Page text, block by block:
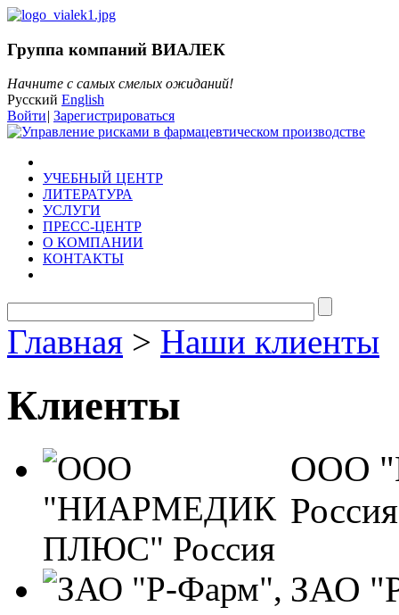
Группа компаний ВИАЛЕК
Начните с самых смелых ожиданий!
Русский English
Войти| Зарегистрироваться
УЧЕБНЫЙ ЦЕНТР
ЛИТЕРАТУРА
УСЛУГИ
ПРЕСС-ЦЕНТР
О КОМПАНИИ
КОНТАКТЫ
Главная > Наши клиенты
Клиенты
ООО
Россия
ЗАО